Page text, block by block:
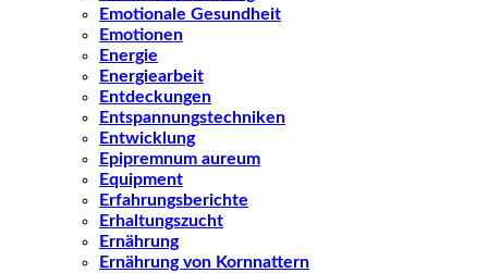
Emotionale Gesundheit
Emotionen
Energie
Energiearbeit
Entdeckungen
Entspannungstechniken
Entwicklung
Epipremnum aureum
Equipment
Erfahrungsberichte
Erhaltungszucht
Ernährung
Ernährung von Kornnattern